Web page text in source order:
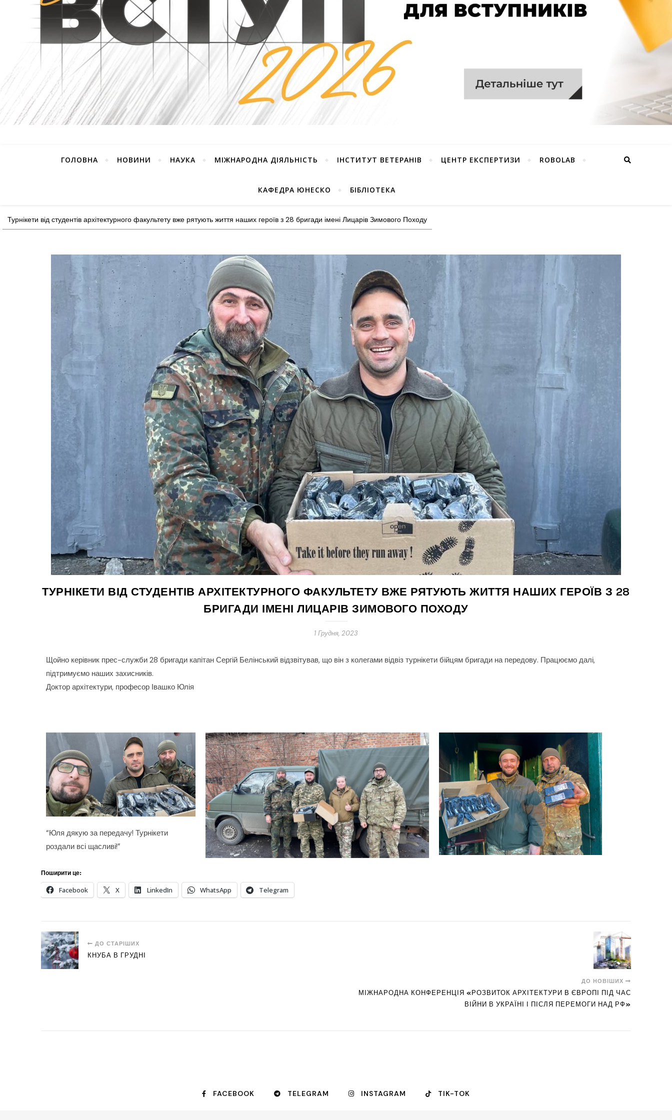
ГОЛОВНА НОВИНИ НАУКА МІЖНАРОДНА ДІЯЛЬНІСТЬ ІНСТИТУТ ВЕТЕРАНІВ ЦЕНТР ЕКСПЕРТИЗИ ROBOLAB
КАФЕДРА ЮНЕСКО БІБЛІОТЕКА
Турнікети від студентів архітектурного факультету вже рятують життя наших героїв з 28 бригади імені Лицарів Зимового Походу
ТУРНІКЕТИ ВІД СТУДЕНТІВ АРХІТЕКТУРНОГО ФАКУЛЬТЕТУ ВЖЕ РЯТУЮТЬ ЖИТТЯ НАШИХ ГЕРОЇВ З 28
БРИГАДИ ІМЕНІ ЛИЦАРІВ ЗИМОВОГО ПОХОДУ
1 Грудня, 2023
Щойно керівник прес-служби 28 бригади капітан Сергій Белінський відзвітував, що він з колегами відвіз турнікети бійцям бригади на передову. Працюємо далі,
підтримуємо наших захисників.
Доктор архітектури, професор Івашко Юлія
“Юля дякую за передачу! Турнікети
роздали всі щасливі!”
Поширити це:
Facebook X LinkedIn WhatsApp Telegram
ДО СТАРІШИХ
КНУБА В ГРУДНІ
ДО НОВІШИХ
МІЖНАРОДНА КОНФЕРЕНЦІЯ «РОЗВИТОК АРХІТЕКТУРИ В ЄВРОПІ ПІД ЧАС
ВІЙНИ В УКРАЇНІ І ПІСЛЯ ПЕРЕМОГИ НАД РФ»
FACEBOOK TELEGRAM INSTAGRAM TIK-TOK